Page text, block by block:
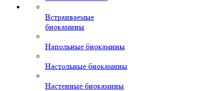
Встраиваемые
биокамины
Напольные биокамины
Настольные биокамины
Настенные биокамины